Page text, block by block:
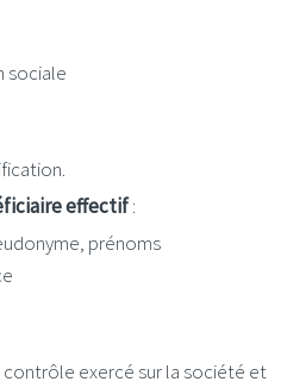
sociale
effectif:
prénoms
exercé sur la société et